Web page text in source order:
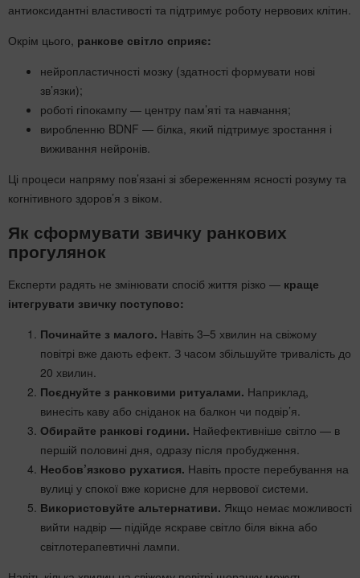
антиоксидантні властивості та підтримує роботу нервових клітин.
Окрім цього, ранкове світло сприяє:
нейропластичності мозку (здатності формувати нові
зв’язки);
роботі гіпокампу — центру пам’яті та навчання;
виробленню BDNF — білка, який підтримує зростання і
виживання нейронів.
Ці процеси напряму пов’язані зі збереженням ясності розуму та
когнітивного здоров’я з віком.
Як сформувати звичку ранкових
прогулянок
Експерти радять не змінювати спосіб життя різко — краще
інтегрувати звичку поступово:
Починайте з малого. Навіть 3–5 хвилин на свіжому
повітрі вже дають ефект. З часом збільшуйте тривалість до
20 хвилин.
Поєднуйте з ранковими ритуалами. Наприклад,
винесіть каву або сніданок на балкон чи подвір’я.
Обирайте ранкові години. Найефективніше світло — в
першій половині дня, одразу після пробудження.
Необов’язково рухатися. Навіть просте перебування на
вулиці у спокої вже корисне для нервової системи.
Використовуйте альтернативи. Якщо немає можливості
вийти надвір — підійде яскраве світло біля вікна або
світлотерапевтичні лампи.